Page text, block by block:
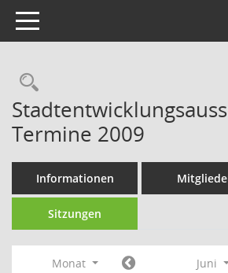
Toggle navigation
Rechercheauswahl
Termine 2009
Informationen
Sitzungen
Monat Juni